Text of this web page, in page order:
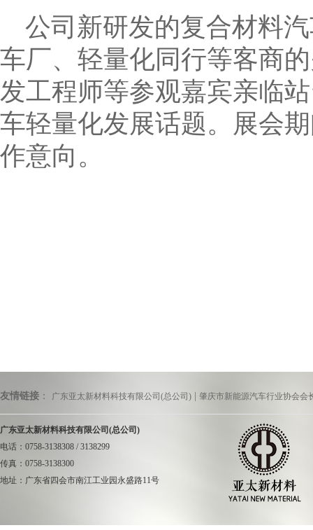
公司新研发的复合材料
车厂、轻量化同行等客商
发工程师等参观嘉宾亲临
车轻量化发展话题。展会
作意向。
友情链接 ： 广东亚太新材料科技有限公司(总公司) 肇庆市新能源汽车行业协会会
广东亚太新材料科技有限公司(总公司)
电话：0758-3138308 / 3138299
传真：0758-3138300
地址：广东省四会市南江工业园永盛路11号